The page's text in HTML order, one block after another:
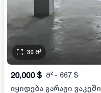
30 მ²
20,000 $ მ² - 667 $
იყიდება გარაჟი ვაკეში